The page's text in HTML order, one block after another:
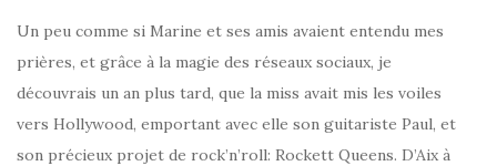
Un peu comme si Marine et ses amis avaient entendu mes
prières, et grâce à la magie des réseaux sociaux, je
découvrais un an plus tard, que la miss avait mis les voiles
vers Hollywood, emportant avec elle son guitariste Paul, et
son précieux projet de rock’n’roll: Rockett Queens. D’Aix à